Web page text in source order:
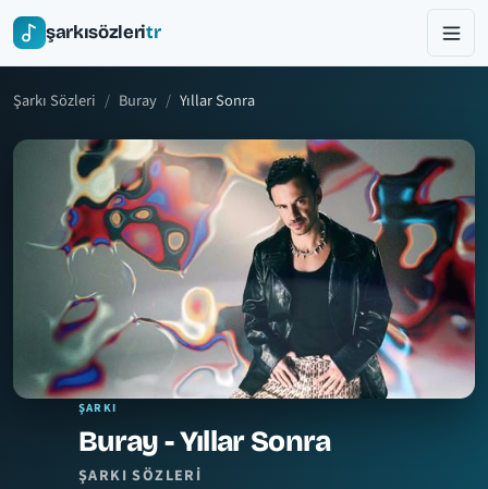
şarkısözleritr
Şarkı Sözleri Buray Yıllar Sonra
ŞARKI
Buray - Yıllar Sonra
ŞARKI SÖZLERI